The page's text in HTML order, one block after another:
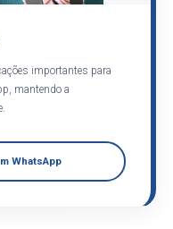
importantes para
mantendo a
WhatsApp